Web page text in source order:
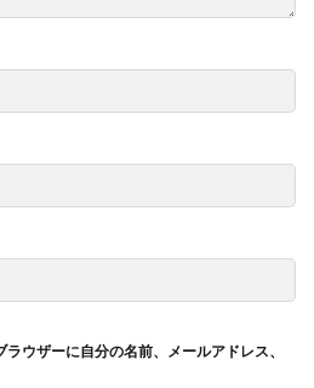
ウザーに自分の名前、メールアドレス、